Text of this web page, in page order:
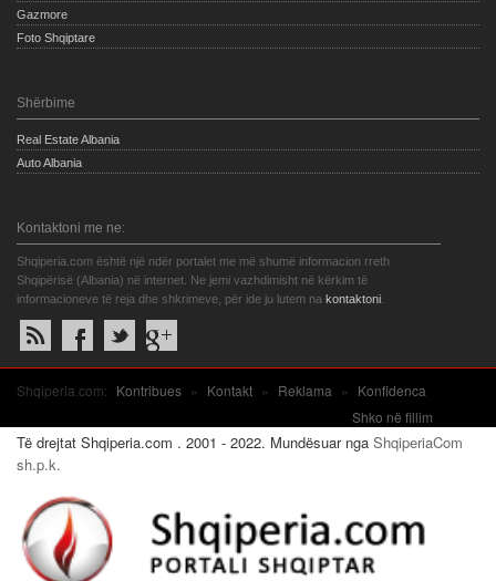
Gazmore
Foto Shqiptare
Shërbime
Real Estate Albania
Auto Albania
Kontaktoni me ne:
Shqiperia.com është një ndër portalet me më shumë informacion rreth
Shqipërisë (Albania) në internet. Ne jemi vazhdimisht në kërkim të
informacioneve të reja dhe shkrimeve, për ide ju lutem na kontaktoni
Shqiperia.com: Kontribues » Kontakt » Reklama »
Konfidenca
Shko në fillim
Të drejtat Shqiperia.com . 2001 - 2022. Mundësuar nga ShqiperiaCom
sh.p.k.